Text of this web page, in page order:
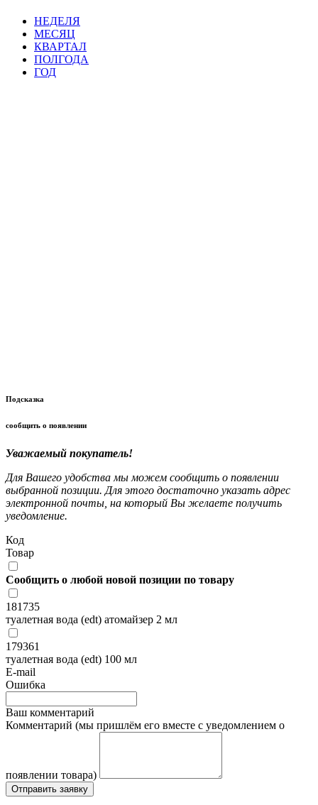
НЕДЕЛЯ
МЕСЯЦ
КВАРТАЛ
ПОЛГОДА
ГОД
Подсказка
сообщить о появлении
Уважаемый покупатель!
Для Вашего удобства мы можем сообщить о появлении
выбранной позиции. Для этого достаточно указать адрес
электронной почты, на который Вы желаете получить
уведомление.
Код
Товар
Сообщить о любой новой позиции по товару
181735
туалетная вода (edt) атомайзер 2 мл
179361
туалетная вода (edt) 100 мл
E-mail
Ошибка
Ваш комментарий
Комментарий (мы пришлём его вместе с уведомлением о
появлении товара)
Отправить заявку